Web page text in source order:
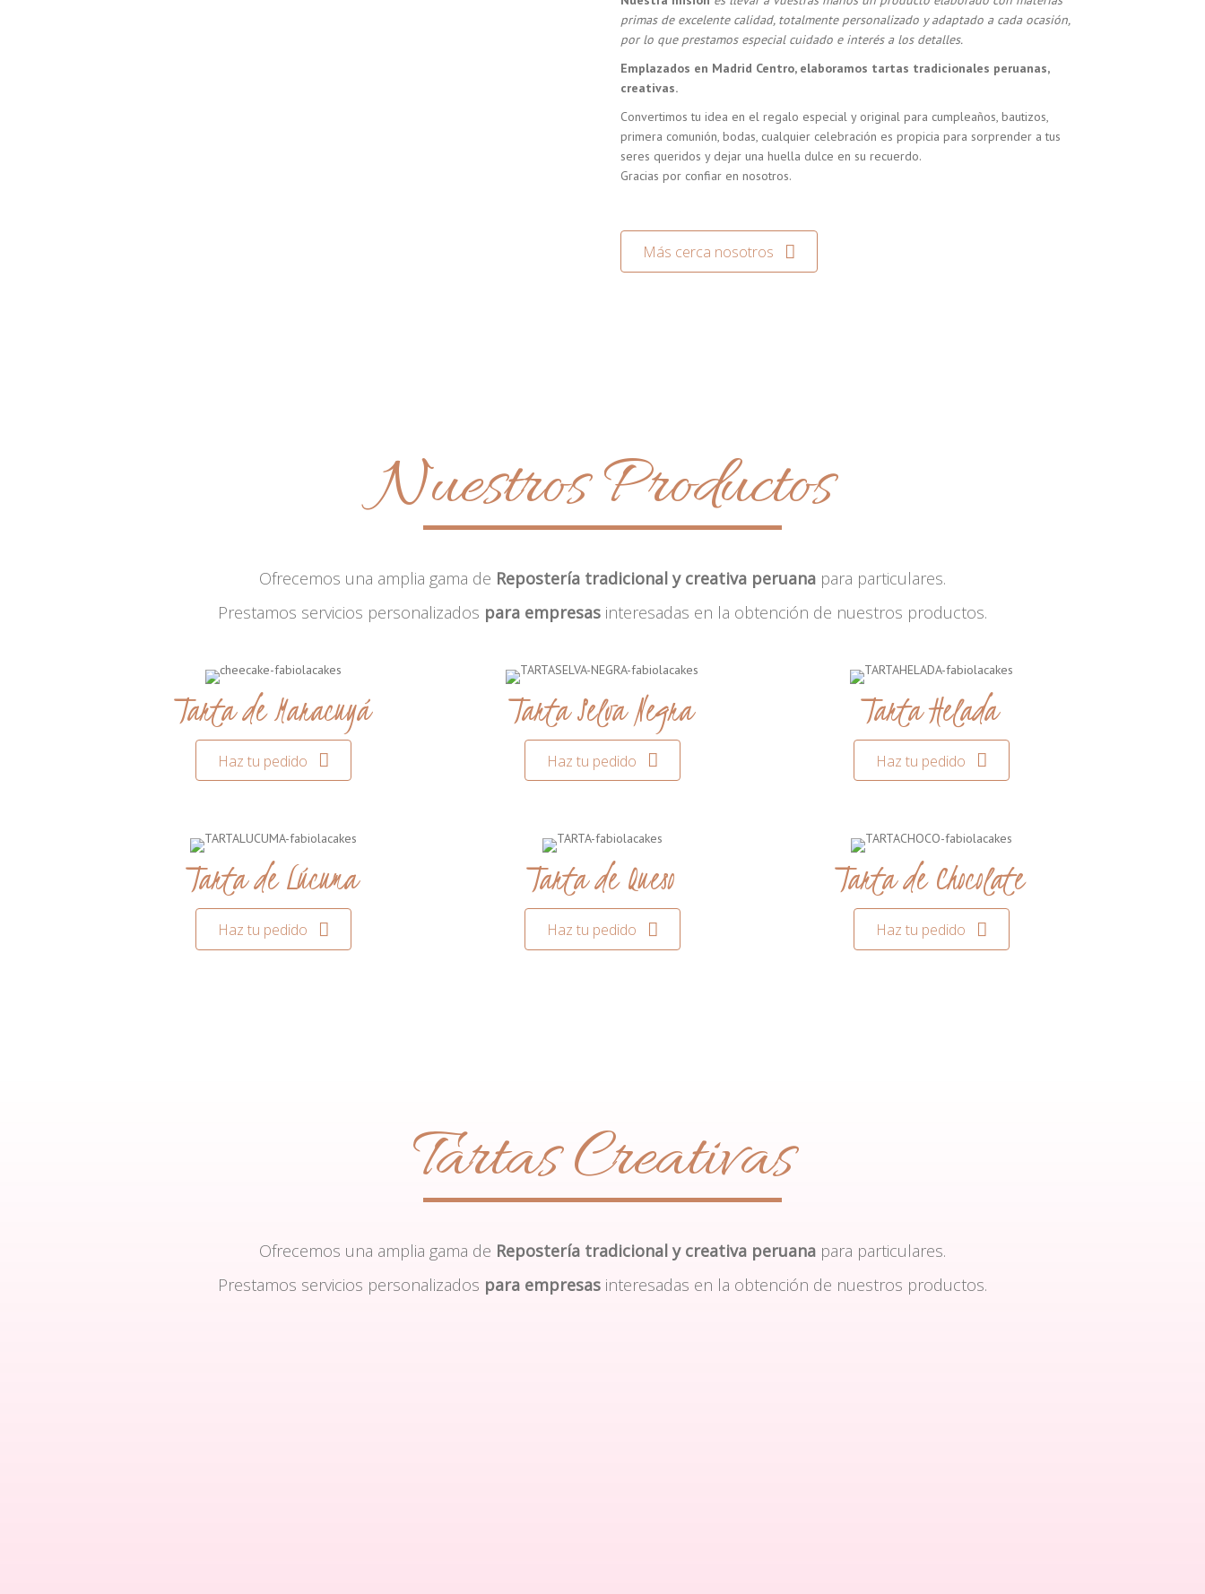
primas de excelente calidad, totalmente personalizado y adaptado a cada ocasión,
por lo que prestamos especial cuidado e interés a los detalles.
Emplazados en Madrid Centro, elaboramos tartas tradicionales peruanas,
creativas.
Convertimos tu idea en el regalo especial y original para cumpleaños, bautizos,
primera comunión, bodas, cualquier celebración es propicia para sorprender a tus
seres queridos y dejar una huella dulce en su recuerdo.
Gracias por confiar en nosotros.
Más cerca nosotros
Nuestros Productos
Ofrecemos una amplia gama de Repostería tradicional y creativa peruana para particulares.
Prestamos servicios personalizados para empresas interesadas en la obtención de nuestros productos.
Tarta de Maracuyá
Haz tu pedido
Tarta Selva Negra
Haz tu pedido
Tarta Helada
Haz tu pedido
Tarta de Lúcuma
Haz tu pedido
Tarta de Queso
Haz tu pedido
Tarta de Chocolate
Haz tu pedido
Tartas Creativas
Ofrecemos una amplia gama de Repostería tradicional y creativa peruana para particulares.
Prestamos servicios personalizados para empresas interesadas en la obtención de nuestros productos.